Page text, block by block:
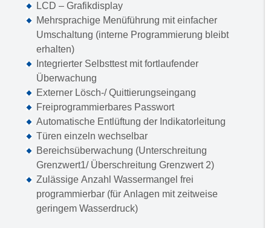
LCD – Grafikdisplay
Mehrsprachige Menüführung mit einfacher
Umschaltung (interne Programmierung bleibt
erhalten)
Integrierter Selbsttest mit fortlaufender
Überwachung
Externer Lösch-/ Quittierungseingang
Freiprogrammierbares Passwort
Automatische Entlüftung der Indikatorleitung
Türen einzeln wechselbar
Bereichsüberwachung (Unterschreitung
Grenzwert1/ Überschreitung Grenzwert 2)
Zulässige Anzahl Wassermangel frei
programmierbar (für Anlagen mit zeitweise
geringem Wasserdruck)